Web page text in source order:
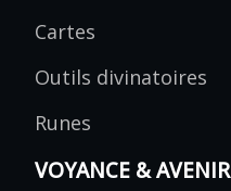
Cartes
Outils divinatoires
Runes
VOYANCE & AVENIR